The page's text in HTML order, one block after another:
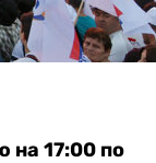
на 17:00 по